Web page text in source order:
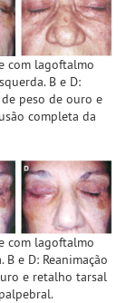
com lagoftalmo
B e D:
peso de ouro e
completa da
com lagoftalmo
e D: Reanimação
e retalho tarsal